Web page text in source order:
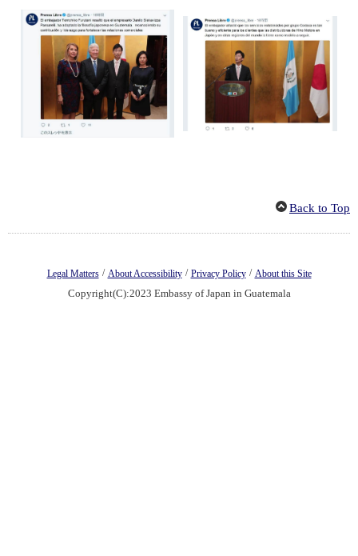
Back to Top
Legal Matters / About Accessibility / Privacy Policy / About this Site
Copyright(C):2023 Embassy of Japan in Guatemala